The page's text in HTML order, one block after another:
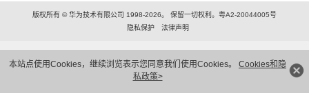
本站点使用Cookies，继续浏览表示您同意我们使用Cookies。 Cookies和隐
私政策>
版权所有 © 华为技术有限公司 1998-2026。 保留一切权利。粤A2-20044005号
隐私保护
法律声明